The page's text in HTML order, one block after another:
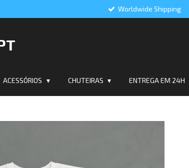
Worldwide Shipping
ACESSÓRIOS CHUTEIRAS ENTREGA EM 24H